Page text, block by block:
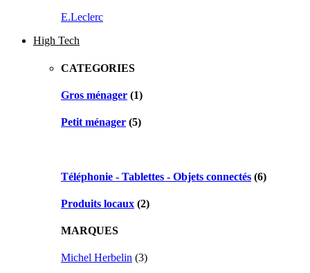
E.Leclerc
High Tech
CATEGORIES
Gros ménager (1)
Petit ménager (5)
Téléphonie - Tablettes - Objets connectés (6)
Produits locaux (2)
MARQUES
Michel Herbelin (3)